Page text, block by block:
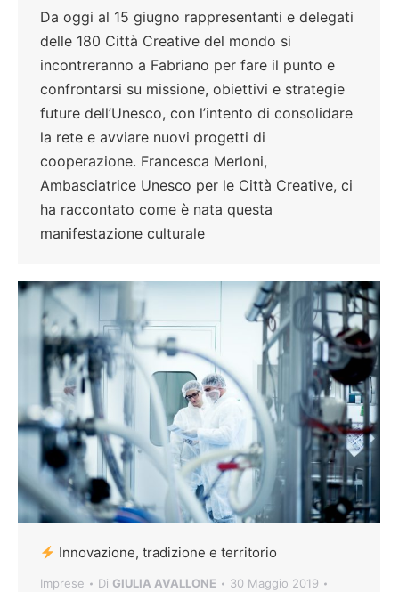
Da oggi al 15 giugno rappresentanti e delegati
delle 180 Città Creative del mondo si
incontreranno a Fabriano per fare il punto e
confrontarsi su missione, obiettivi e strategie
future dell’Unesco, con l’intento di consolidare
la rete e avviare nuovi progetti di
cooperazione. Francesca Merloni,
Ambasciatrice Unesco per le Città Creative, ci
ha raccontato come è nata questa
manifestazione culturale
Innovazione, tradizione e territorio
Imprese Di GIULIA AVALLONE 30 Maggio 2019